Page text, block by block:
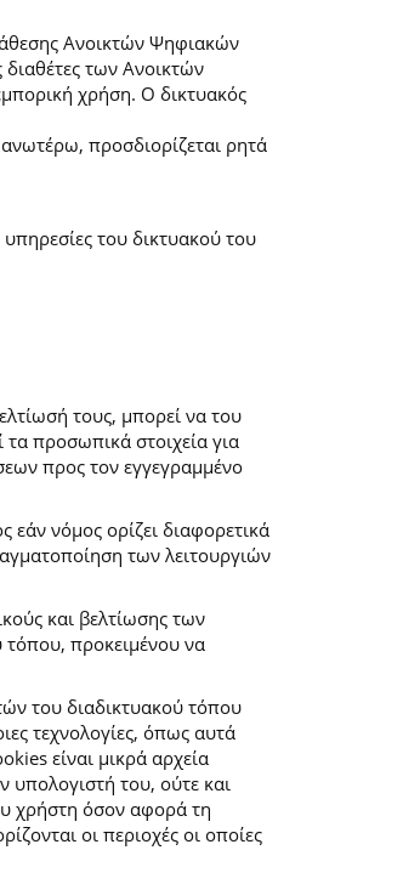
Ανοικτών Ψηφιακών
των Ανοικτών
χρήση. Ο δικτυακός
ανωτέρω, προσδιορίζεται ρητά
του δικτυακού του
τους, μπορεί να του
προσωπικά στοιχεία για
προς τον εγγεγραμμένο
νόμος ορίζει διαφορετικά
των λειτουργιών
και βελτίωσης των
προκειμένου να
του διαδικτυακού τόπου
τεχνολογίες, όπως αυτά
είναι μικρά αρχεία
του, ούτε και
χρήστη όσον αφορά τη
οι περιοχές οι οποίες